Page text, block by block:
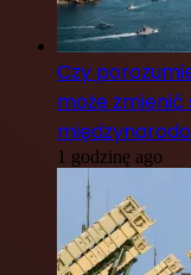
Czy
może zmienić
1 godzinę ago